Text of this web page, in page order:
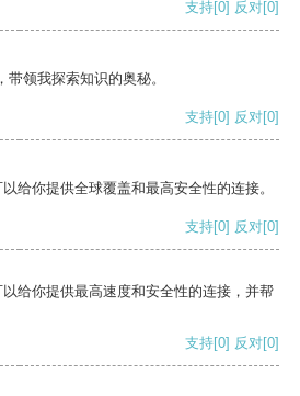
支持[0] 反对[0]
领我探索知识的奥秘。
支持[0] 反对[0]
给你提供全球覆盖和最高安全性的连接。
支持[0] 反对[0]
给你提供最高速度和安全性的连接，并帮
支持[0] 反对[0]